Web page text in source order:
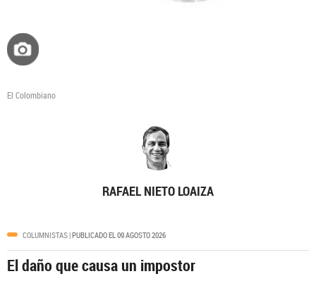
El Colombiano
RAFAEL NIETO LOAIZA
COLUMNISTAS| PUBLICADO EL 09 AGOSTO 2026
El daño que causa un impostor